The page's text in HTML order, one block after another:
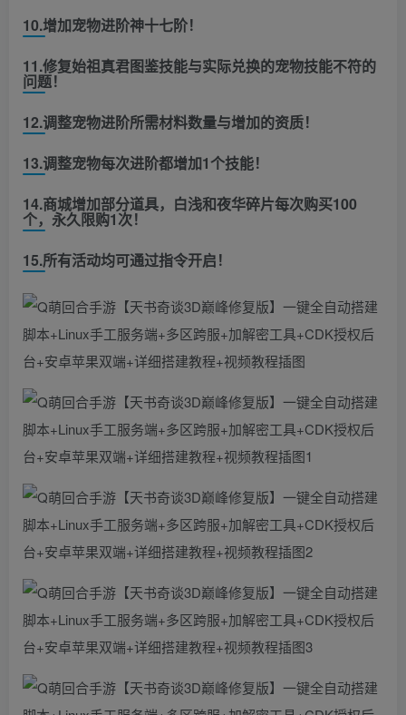
10.增加宠物进阶神十七阶！
11.修复始祖真君图鉴技能与实际兑换的宠物技能不符的
问题！
12.调整宠物进阶所需材料数量与增加的资质！
13.调整宠物每次进阶都增加1个技能！
14.商城增加部分道具，白浅和夜华碎片每次购买100
个，永久限购1次！
15.所有活动均可通过指令开启！